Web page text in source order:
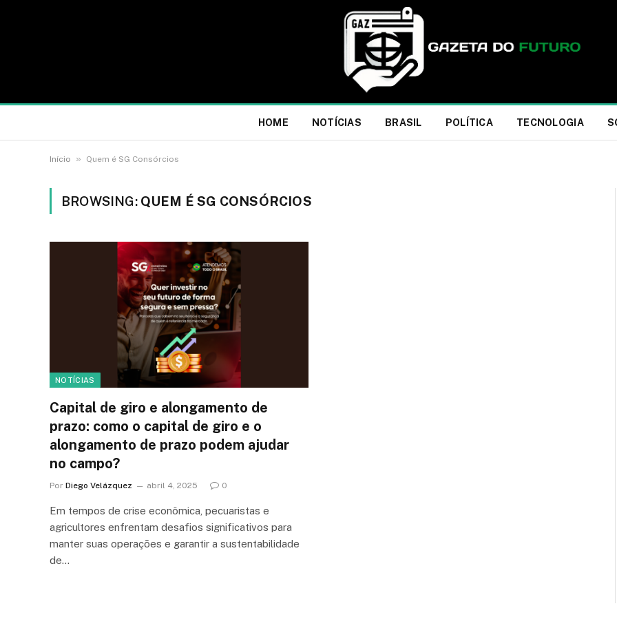
HOME NOTÍCIAS BRASIL POLÍTICA TECNOLOGIA
Início » Quem é SG Consórcios
BROWSING: QUEM É SG CONSÓRCIOS
NOTÍCIAS
Capital de giro e alongamento de
prazo: como o capital de giro e o
alongamento de prazo podem ajudar
no campo?
Por Diego Velázquez abril 4, 2025 0
Em tempos de crise econômica, pecuaristas e
agricultores enfrentam desafios significativos para
manter suas operações e garantir a sustentabilidade
de…